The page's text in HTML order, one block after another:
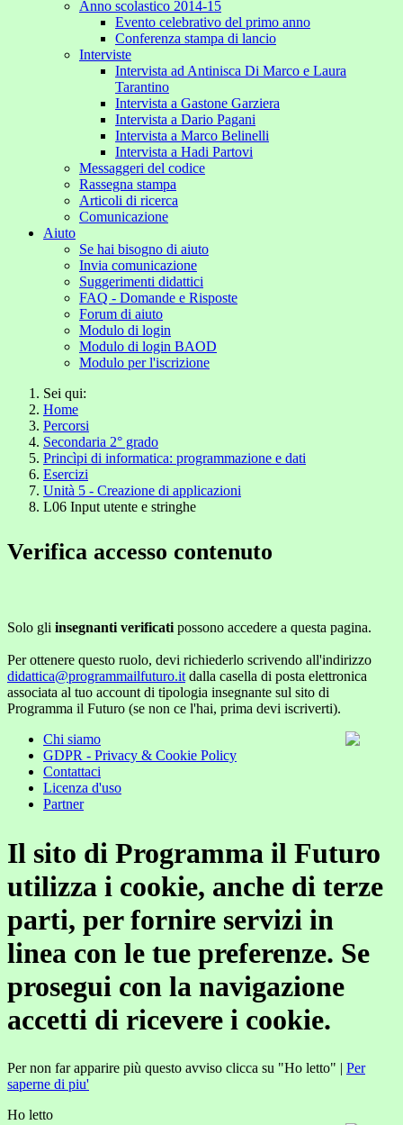
Anno scolastico 2014-15
Evento celebrativo del primo anno
Conferenza stampa di lancio
Interviste
Intervista ad Antinisca Di Marco e Laura
Tarantino
Intervista a Gastone Garziera
Intervista a Dario Pagani
Intervista a Marco Belinelli
Intervista a Hadi Partovi
Messaggeri del codice
Rassegna stampa
Articoli di ricerca
Comunicazione
Aiuto
Se hai bisogno di aiuto
Invia comunicazione
Suggerimenti didattici
FAQ - Domande e Risposte
Forum di aiuto
Modulo di login
Modulo di login BAOD
Modulo per l'iscrizione
Sei qui:
Home
Percorsi
Secondaria 2° grado
Princìpi di informatica: programmazione e dati
Esercizi
Unità 5 - Creazione di applicazioni
L06 Input utente e stringhe
Verifica accesso contenuto
Solo gli insegnanti verificati possono accedere a questa pagina.
Per ottenere questo ruolo, devi richiederlo scrivendo all'indirizzo
didattica@programmailfuturo.it dalla casella di posta elettronica
associata al tuo account di tipologia insegnante sul sito di
Programma il Futuro (se non ce l'hai, prima devi iscriverti).
Chi siamo
GDPR - Privacy & Cookie Policy
Contattaci
Licenza d'uso
Partner
Il sito di Programma il Futuro
utilizza i cookie, anche di terze
parti, per fornire servizi in
linea con le tue preferenze. Se
prosegui con la navigazione
accetti di ricevere i cookie.
Per non far apparire più questo avviso clicca su "Ho letto" | Per
saperne di piu'
Ho letto